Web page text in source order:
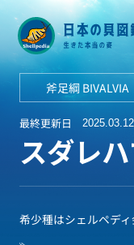
斧足綱 BIVALVIA
最終更新日 2025.03.12
スダレ
希少種はシェルペディ